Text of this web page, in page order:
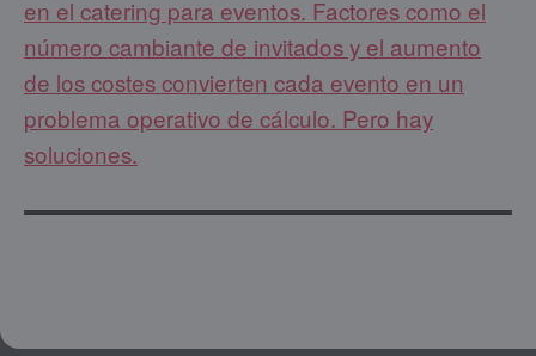
en el catering para eventos. Factores como el
número cambiante de invitados y el aumento
de los costes convierten cada evento en un
problema operativo de cálculo. Pero hay
soluciones.